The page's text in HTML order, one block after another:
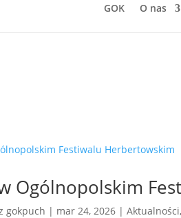
GOK O nas
Ogólnopolskim
gokpuch | mar 24, 2026 |Aktualności